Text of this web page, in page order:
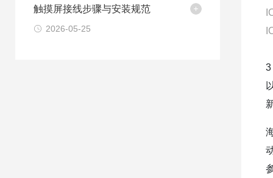
触摸屏接线步骤与安装规范
2026-05-25
3